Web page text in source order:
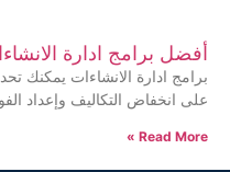
أفضل برامج ادارة
برامج ادارة الانشاءات يمكنك
على انخفاض التكاليف وإعداد
Read More »